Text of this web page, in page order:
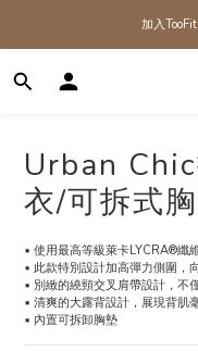
全館消費
加入
全館消費
Urban
衣/可拆式
▪️ 使用最高等級萊卡LYCRA®纖
▪️ 此款特別設計加高彈力側圍，
▪️ 別緻的繞頸交叉肩帶設計，不
▪️ 清爽的大露背設計，展現背肌
▪️ 內置可拆卸胸墊